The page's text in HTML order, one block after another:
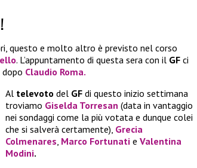
questo e molto altro è previsto nel corso
. L’appuntamento di questa sera con il GF ci
dopo Claudio Roma.
Al televoto del GF di questo inizio settimana
troviamo Giselda Torresan (data in vantaggio
nei sondaggi come la più votata e dunque colei
che si salverà certamente), Grecia
Colmenares, Marco Fortunati e Valentina
Modini.